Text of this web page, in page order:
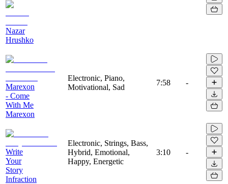
Nazar
Hrushko
Marexon
- Come
With Me
Marexon
Electronic, Piano,
Motivational, Sad
7:58 -
Write
Your
Story
Infraction
Electronic, Strings, Bass,
Hybrid, Emotional,
Happy, Energetic
3:10 -